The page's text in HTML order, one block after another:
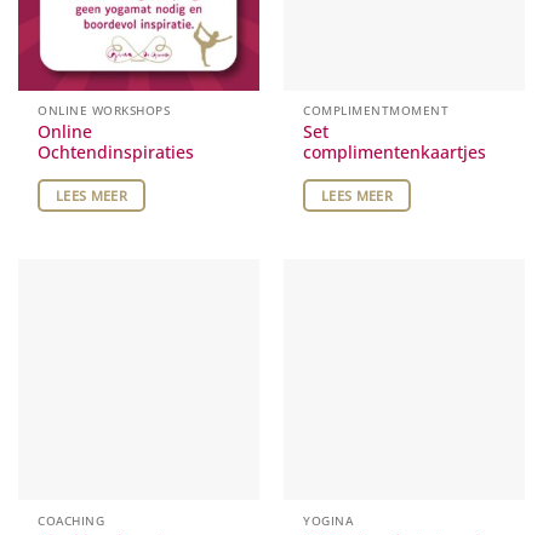
ONLINE WORKSHOPS
Online
Ochtendinspiraties
LEES MEER
COMPLIMENTMOMENT
Set
complimentenkaartjes
LEES MEER
COACHING YOGINA